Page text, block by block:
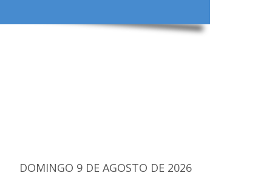
DOMINGO 9 DE AGOSTO DE 2026